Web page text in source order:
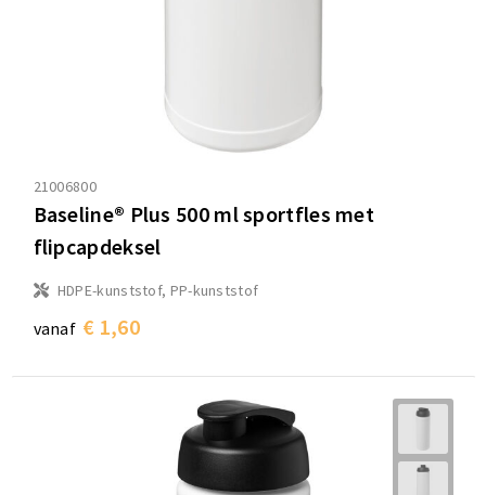
21006800
Baseline® Plus 500 ml sportfles met
flipcapdeksel
HDPE-kunststof, PP-kunststof
vanaf € 1,60